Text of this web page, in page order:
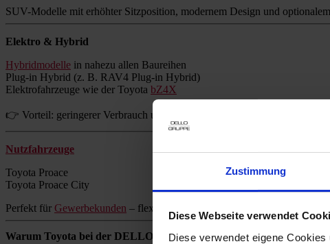
Zustimmung
Diese Webseite verwendet
Diese verwendet eigene
SUV-Modelle mit erhöhter Sitzposition, modernem Design und
Elektro & Hybrid
Hybridmodelle in nahezu allen Baureihen
Plug-in Hybrid (z. B. RAV4 Plug-in Hybrid)
Elektrofahrzeuge wie der Toyota bZ4X
👉 Vorteil: geringerer Verbrauch und reduzierte Emissionen ohne
Nutzfahrzeuge
Toyota Proace
Toyota Proace City
Perfekt für Gewerbekunden – flexibel, zuverlässig und wirtschaftlich.
Warum Toyota bei der DELLO GRUPPE kaufen?